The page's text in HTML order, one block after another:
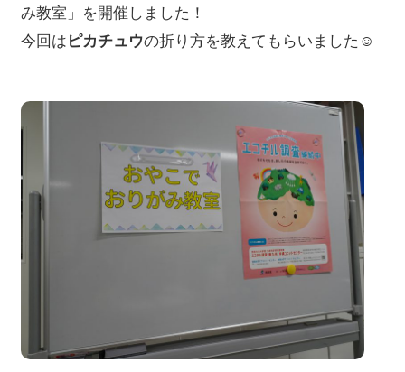
み教室」を開催しました！
今回はピカチュウの折り方を教えてもらいました☺